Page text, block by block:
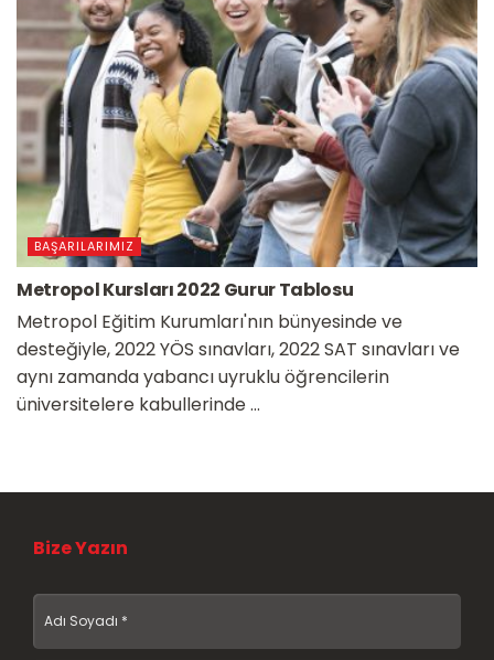
BAŞARILARIMIZ
Metropol Kursları 2022 Gurur Tablosu
Metropol Eğitim Kurumları'nın bünyesinde ve
desteğiyle, 2022 YÖS sınavları, 2022 SAT sınavları ve
aynı zamanda yabancı uyruklu öğrencilerin
üniversitelere kabullerinde ...
Bize Yazın